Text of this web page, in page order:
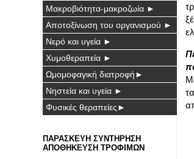
Μακροβιότητα-μακροζωία ►
Αποτοξίνωση του οργανισμού ►
Νερό και υγεία ►
Χυμοθεραπεία ►
Ωμομοφαγική διατροφή►
Νηστεία και υγεία ►
Φυσικές θεραπείες►
ΠΑΡΑΣΚΕΥΗ ΣΥΝΤΗΡΗΣΗ
ΑΠΟΘΗΚΕΥΣΗ ΤΡΟΦΙΜΩΝ